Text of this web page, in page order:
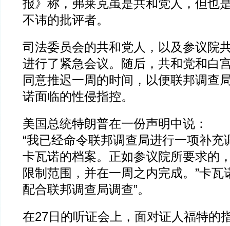
报》称，弗莱克虽是共和党人，但也
不讳的批评者。
司法委员会的共和党人，以及参议院
进行了紧急会议。随后，共和党和白
同意推迟一周的时间，以便联邦调查
诺面临的性侵指控。
美国总统特朗普在一份声明中说：
“我已经命令联邦调查局进行一项补充
卡瓦诺的档案。正如参议院所要求的
限制范围，并在一周之内完成。”卡瓦
配合联邦调查局调查”。
在27日的听证会上，面对证人福特的